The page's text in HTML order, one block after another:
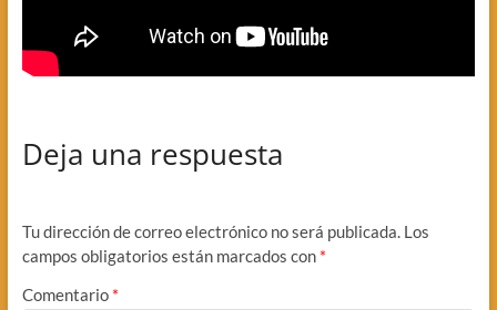
Deja una respuesta
Tu dirección de correo electrónico no será publicada. Los
campos obligatorios están marcados con *
Comentario *